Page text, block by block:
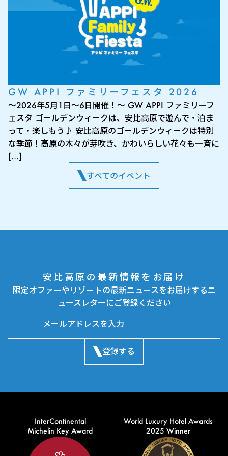
GW APPI ファミリーフェスタ 2026
～2026年5月1日～6日開催！～ GW APPI ファミリーフ
ェスタ ゴールデンウィークは、安比高原で遊んで・泊ま
って・楽しもう♪ 安比高原のゴールデンウィークは特別
な季節！高原の木々が芽吹き、かわいらしい花々も一斉に
[…]
すべてのイベント
安比高原の最新情報をお届け
限定オファーやリゾートの最新ニュースをお届けするニ
ュースレターにご登録ください
登録する
InterContinental
Michelin Key Award
World Luxury Hotel Awards
2025 Winner